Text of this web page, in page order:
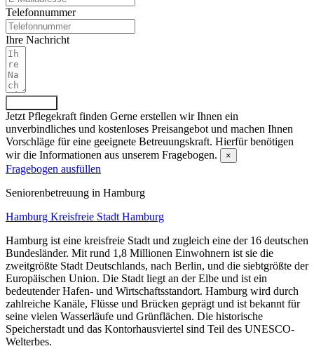
Telefonnummer
Ihre Nachricht
Jetzt Pflegekraft finden Gerne erstellen wir Ihnen ein
unverbindliches und kostenloses Preisangebot und machen Ihnen
Vorschläge für eine geeignete Betreuungskraft. Hierfür benötigen
wir die Informationen aus unserem Fragebogen.
×
Fragebogen ausfüllen
Senioren­betreuung in Hamburg
Hamburg Kreisfreie Stadt Hamburg
Hamburg ist eine kreisfreie Stadt und zugleich eine der 16 deutschen
Bundesländer. Mit rund 1,8 Millionen Einwohnern ist sie die
zweitgrößte Stadt Deutschlands, nach Berlin, und die siebtgrößte der
Europäischen Union. Die Stadt liegt an der Elbe und ist ein
bedeutender Hafen- und Wirtschaftsstandort. Hamburg wird durch
zahlreiche Kanäle, Flüsse und Brücken geprägt und ist bekannt für
seine vielen Wasserläufe und Grünflächen. Die historische
Speicherstadt und das Kontorhausviertel sind Teil des UNESCO-
Welterbes.